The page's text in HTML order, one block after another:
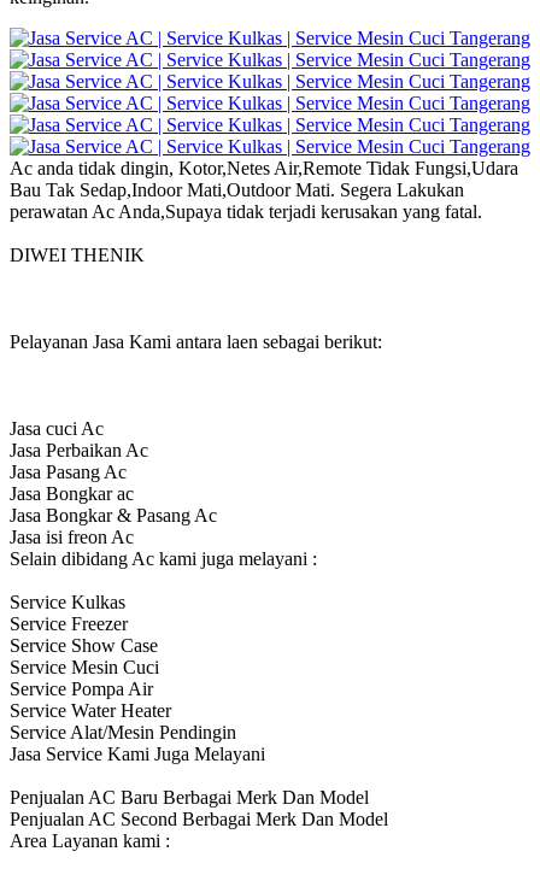
Ac anda tidak dingin, Kotor,Netes Air,Remote Tidak Fungsi,Udara
Bau Tak Sedap,Indoor Mati,Outdoor Mati. Segera Lakukan
perawatan Ac Anda,Supaya tidak terjadi kerusakan yang fatal.
DIWEI THENIK
Pelayanan Jasa Kami antara laen sebagai berikut:
Jasa cuci Ac
Jasa Perbaikan Ac
Jasa Pasang Ac
Jasa Bongkar ac
Jasa Bongkar & Pasang Ac
Jasa isi freon Ac
Selain dibidang Ac kami juga melayani :
Service Kulkas
Service Freezer
Service Show Case
Service Mesin Cuci
Service Pompa Air
Service Water Heater
Service Alat/Mesin Pendingin
Jasa Service Kami Juga Melayani
Penjualan AC Baru Berbagai Merk Dan Model
Penjualan AC Second Berbagai Merk Dan Model
Area Layanan kami :